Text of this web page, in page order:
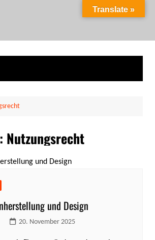
Nutzungsrecht
und Design
20. November 2025
Translate »